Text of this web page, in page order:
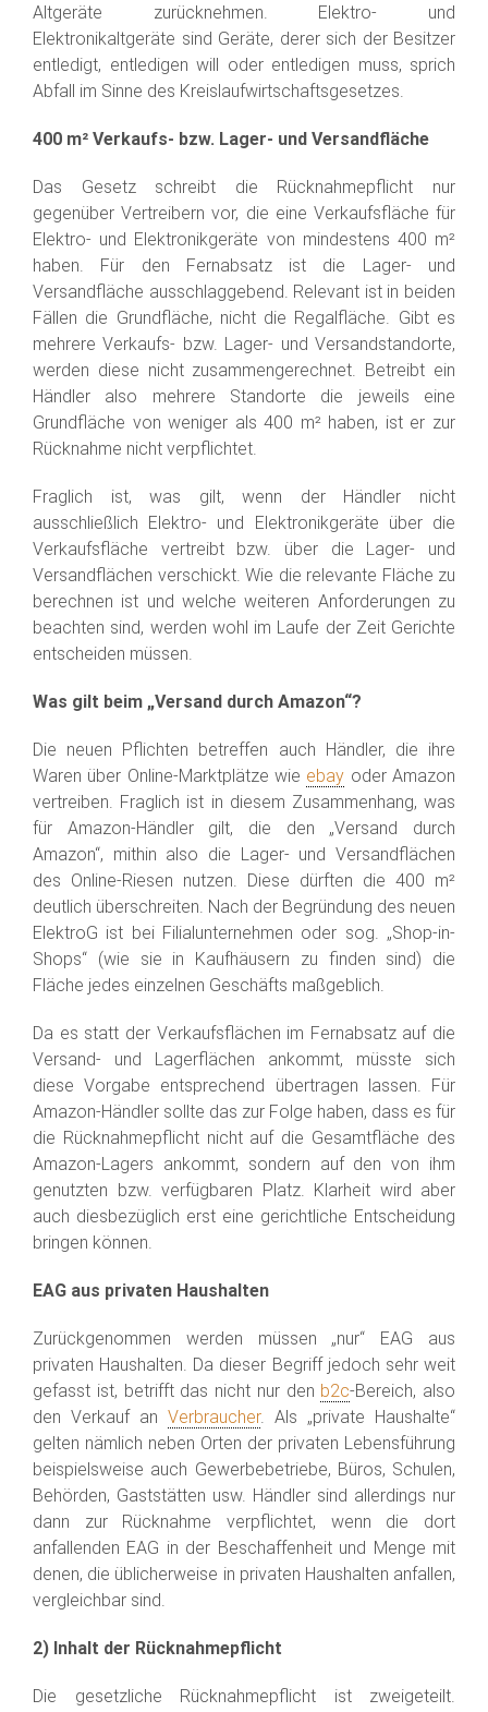
Altgeräte zurücknehmen. Elektro- und
Elektronikaltgeräte sind Geräte, derer sich der Besitzer
entledigt, entledigen will oder entledigen muss, sprich
Abfall im Sinne des Kreislaufwirtschaftsgesetzes.
400 m² Verkaufs- bzw. Lager- und Versandfläche
Das Gesetz schreibt die Rücknahmepflicht nur
gegenüber Vertreibern vor, die eine Verkaufsfläche für
Elektro- und Elektronikgeräte von mindestens 400 m²
haben. Für den Fernabsatz ist die Lager- und
Versandfläche ausschlaggebend. Relevant ist in beiden
Fällen die Grundfläche, nicht die Regalfläche. Gibt es
mehrere Verkaufs- bzw. Lager- und Versandstandorte,
werden diese nicht zusammengerechnet. Betreibt ein
Händler also mehrere Standorte die jeweils eine
Grundfläche von weniger als 400 m² haben, ist er zur
Rücknahme nicht verpflichtet.
Fraglich ist, was gilt, wenn der Händler nicht
ausschließlich Elektro- und Elektronikgeräte über die
Verkaufsfläche vertreibt bzw. über die Lager- und
Versandflächen verschickt. Wie die relevante Fläche zu
berechnen ist und welche weiteren Anforderungen zu
beachten sind, werden wohl im Laufe der Zeit Gerichte
entscheiden müssen.
Was gilt beim „Versand durch Amazon“?
Die neuen Pflichten betreffen auch Händler, die ihre
Waren über Online-Marktplätze wie ebay oder Amazon
vertreiben. Fraglich ist in diesem Zusammenhang, was
für Amazon-Händler gilt, die den „Versand durch
Amazon“, mithin also die Lager- und Versandflächen
des Online-Riesen nutzen. Diese dürften die 400 m²
deutlich überschreiten. Nach der Begründung des neuen
ElektroG ist bei Filialunternehmen oder sog. „Shop-in-
Shops“ (wie sie in Kaufhäusern zu finden sind) die
Fläche jedes einzelnen Geschäfts maßgeblich.
Da es statt der Verkaufsflächen im Fernabsatz auf die
Versand- und Lagerflächen ankommt, müsste sich
diese Vorgabe entsprechend übertragen lassen. Für
Amazon-Händler sollte das zur Folge haben, dass es für
die Rücknahmepflicht nicht auf die Gesamtfläche des
Amazon-Lagers ankommt, sondern auf den von ihm
genutzten bzw. verfügbaren Platz. Klarheit wird aber
auch diesbezüglich erst eine gerichtliche Entscheidung
bringen können.
EAG aus privaten Haushalten
Zurückgenommen werden müssen „nur“ EAG aus
privaten Haushalten. Da dieser Begriff jedoch sehr weit
gefasst ist, betrifft das nicht nur den b2c-Bereich, also
den Verkauf an Verbraucher. Als „private Haushalte“
gelten nämlich neben Orten der privaten Lebensführung
beispielsweise auch Gewerbebetriebe, Büros, Schulen,
Behörden, Gaststätten usw. Händler sind allerdings nur
dann zur Rücknahme verpflichtet, wenn die dort
anfallenden EAG in der Beschaffenheit und Menge mit
denen, die üblicherweise in privaten Haushalten anfallen,
vergleichbar sind.
2) Inhalt der Rücknahmepflicht
Die gesetzliche Rücknahmepflicht ist zweigeteilt.